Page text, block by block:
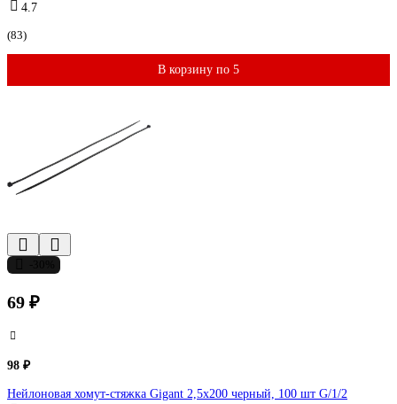
4.7
(83)
В корзину по 5
69 ₽
98 ₽
Нейлоновая хомут-стяжка Gigant 2,5х200 черный, 100 шт G/1/2